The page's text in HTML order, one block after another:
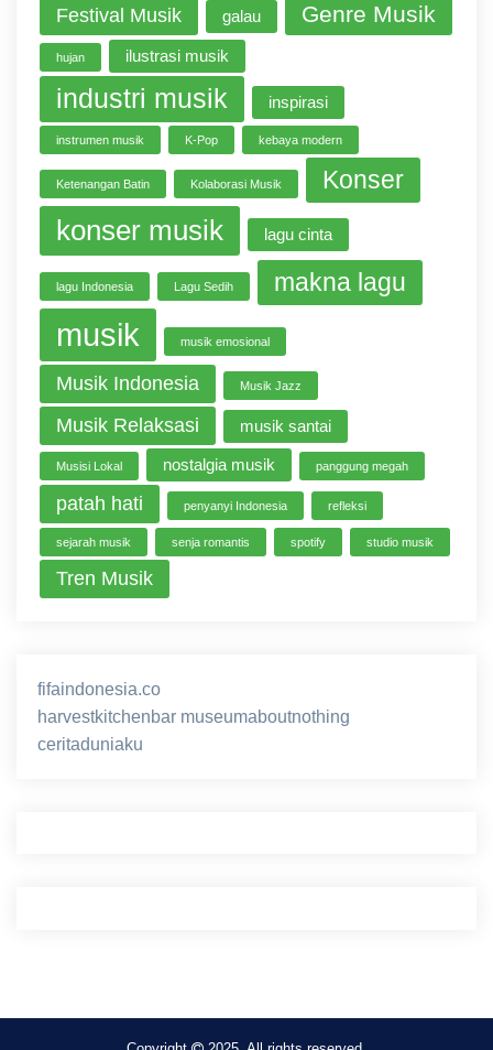
Festival Musik galau Genre Musik
hujan ilustrasi musik
industri musik inspirasi
instrumen musik K-Pop kebaya modern
Ketenangan Batin Kolaborasi Musik Konser
konser musik lagu cinta
lagu Indonesia Lagu Sedih makna lagu
musik musik emosional
Musik Indonesia Musik Jazz
Musik Relaksasi musik santai
Musisi Lokal nostalgia musik panggung megah
patah hati penyanyi Indonesia refleksi
sejarah musik senja romantis spotify studio musik
Tren Musik
fifaindonesia.co
harvestkitchenbar museumaboutnothing
ceritaduniaku